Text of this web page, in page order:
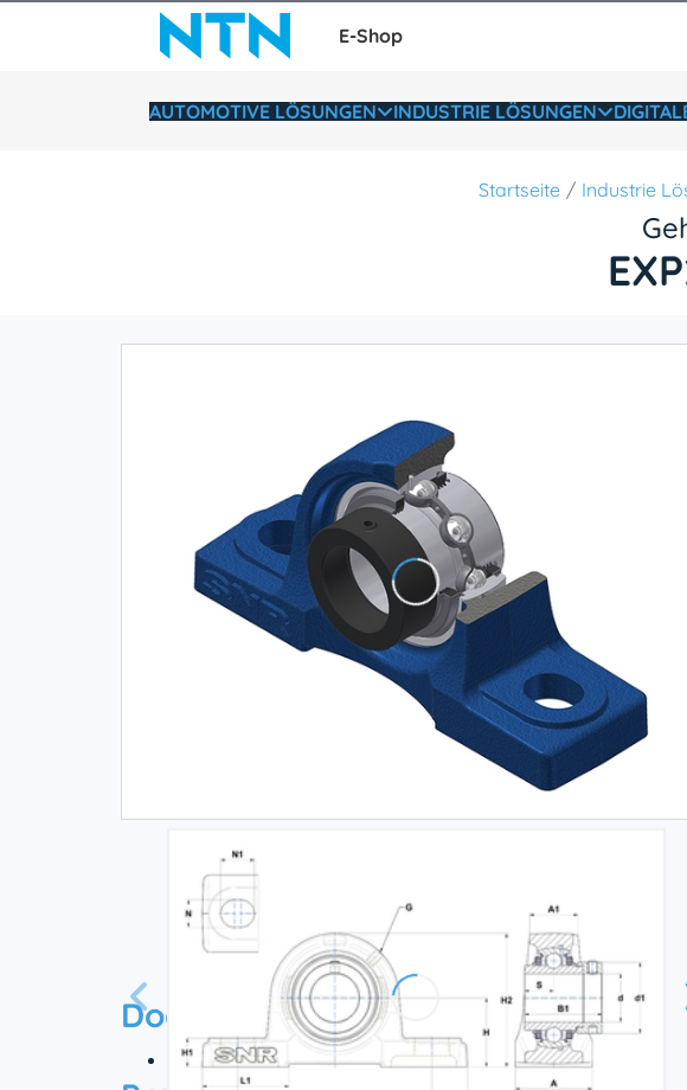
E-Shop
AUTOMOTIVE LÖSUNGEN INDUSTRIE LÖSUNGEN
Startseite Industrie
Documentation
Technisches Datenblatt